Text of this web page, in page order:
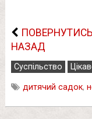
ПОВЕРНУТИСЬ
НАЗАД
Суспільство
дитячий садок,